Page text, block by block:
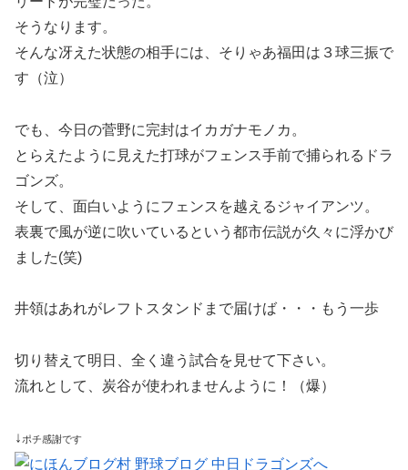
そうなります。
そんな冴えた状態の相手には、そりゃあ福田は３球三振で
す（泣）
でも、今日の菅野に完封はイカガナモノカ。
とらえたように見えた打球がフェンス手前で捕られるドラ
ゴンズ。
そして、面白いようにフェンスを越えるジャイアンツ。
表裏で風が逆に吹いているという都市伝説が久々に浮かび
ました(笑)
井領はあれがレフトスタンドまで届けば・・・もう一歩
切り替えて明日、全く違う試合を見せて下さい。
流れとして、炭谷が使われませんように！（爆）
↓ ポチ感謝です